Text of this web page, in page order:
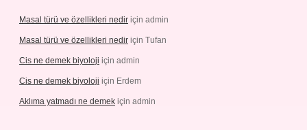
Masal türü ve özellikleri nedir için admin
Masal türü ve özellikleri nedir için Tufan
Cis ne demek biyoloji için admin
Cis ne demek biyoloji için Erdem
Aklıma yatmadı ne demek için admin